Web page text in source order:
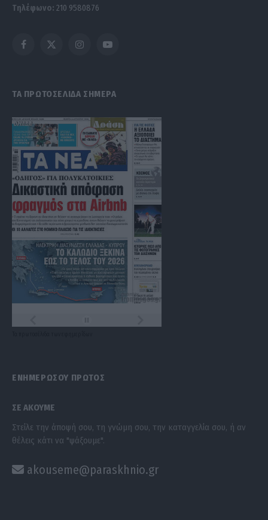
Τηλέφωνο: 210 9580876
Facebook
X
InstagramYouTube
ΤΑ ΠΡΩΤΟΣΕΛΙΔΑ ΣΗΜΕΡΑ
ΕΝΗΜΕΡΩΣΟΥ ΠΡΩΤΟΣ
ΣΕ ΑΚΟΥΜΕ
Στείλε την άποψή σου, τη γνώμη σου, την καταγγελία σου, ή αν
θέλεις κάτι να "ψάξουμε".
akouseme@paraskhnio.gr